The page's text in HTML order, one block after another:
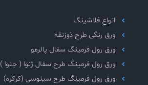
انواع فلاشینگ
ورق رنگی طرح ذوزنقه
ورق رول فرمینگ سفال پالرمو
ورق رول فرمینگ طرح سفال ژنوا ( جنوا )
ورق رول فرمینگ طرح سینوسی (کرکره)